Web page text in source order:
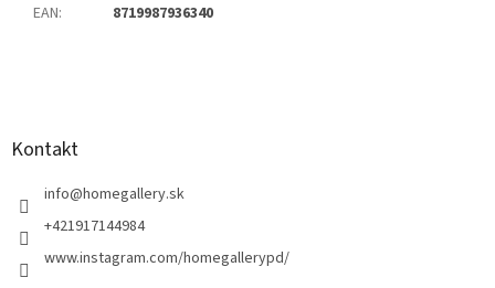
EAN: 8719987936340
Kontakt
info@homegallery.sk
+421917144984
www.instagram.com/homegallerypd/